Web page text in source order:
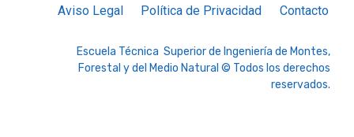
Aviso Legal Política de Privacidad Contacto
Escuela Técnica Superior de Ingeniería de Montes,
Forestal y del Medio Natural © Todos los derechos
reservados.